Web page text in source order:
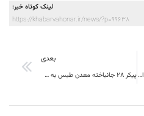
لینک کوتاه خبر:
https://khabarvahonar.ir/news/?p=99638
برای کاهش ابعاد این مصیبت هر اقدام لازم را انجام دهید
بعدی
پیکر 28 جانباخته معدن طبس به خانواده‌ها تحویل داده شد